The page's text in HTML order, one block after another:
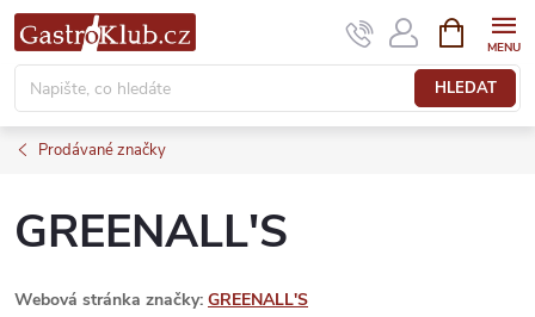
Přejít
na
obsah
HLEDAT
NÁKUPNÍ
KOŠÍK
Prodávané značky
GREENALL'S
Webová stránka značky: GREENALL'S